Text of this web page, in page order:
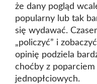
że dany pogląd
popularny lub tak
się wydawać.
„policzyć” i
opinię podziela
choćby z
jednopłciowych.